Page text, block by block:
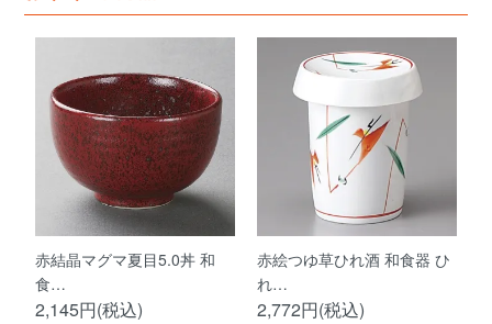
赤結晶マグマ夏目5.0丼 和
食…
2,145円(税込)
赤絵つゆ草ひれ酒 和食器 ひ
れ…
2,772円(税込)